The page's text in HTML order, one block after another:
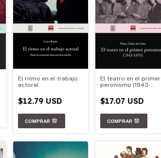
El ritmo en el trabajo
actoral
$12.79 USD
El teatro en el primer
peronismo (1943-
$17.07 USD